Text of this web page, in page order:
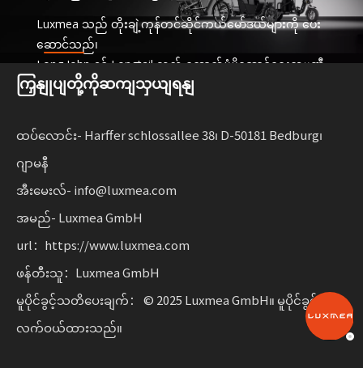
Luxmea သည် တိုးချဲ့ကုန်တင်ဆိုင်ကယ်မော်ဒယ်များကို ပေး
ဆောင်သည်၊
Long John နှင့် Longtail သည် ထောက်ပံ့ပို့ဆောင်ရေးကုမ္ပဏီ
များအတွက် အံဝင်ခွင်ကျဖြစ်ပြီး၊
နည်းများသည် လုပ်ဆောင်နိုင်စွမ်းကို ပေါင်းစပ်ထားသည်။
စီးပွားရေးလုပ်ငန်းများအတွက် လိုက်လျောညီထွေရှိမှုနှင့်အတူ
စဉ်ဆက်မပြတ်ရွေ့လျားနိုင်မှုကို ချဲ့ထွင်ပါ။
ကြှနျုပျတို့ကိုဆကျသှယျရနျ
ထပ်လောင်း- Harffer schlossallee 38၊ D-50181 Bedburg၊
ဂျာမနီ
အီးမေးလ်- info@luxmea.com
အမည်- Luxmea GmbH
url：https://www.luxmea.com
ဖန်တီးသူ：Luxmea GmbH
မူပိုင်ခွင့်သတိပေးချက်： © 2025 Luxmea GmbH။ မူပိုင်ခွင့်ကို
လက်ဝယ်ထားသည်။